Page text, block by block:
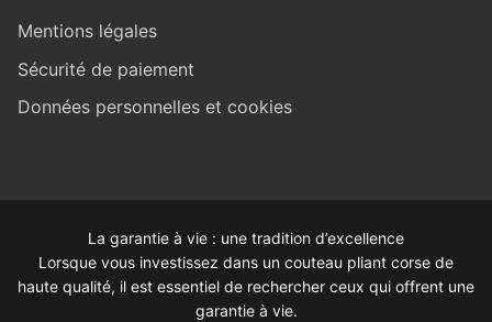
Mentions légales
Sécurité de paiement
Données personnelles et cookies
La garantie à vie : une tradition d’excellence
Lorsque vous investissez dans un couteau pliant corse de
haute qualité, il est essentiel de rechercher ceux qui offrent une
garantie à vie.